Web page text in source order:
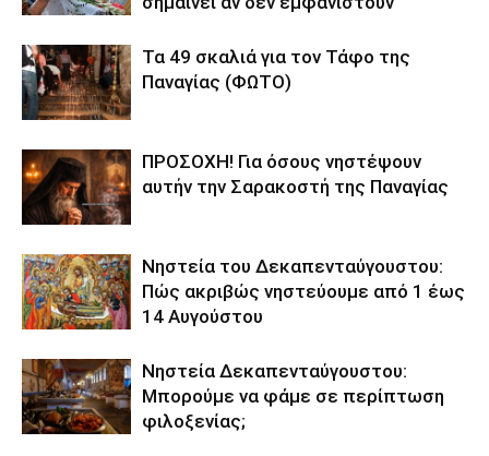
Τα 49 σκαλιά για τον Τάφο της
Παναγίας (ΦΩΤΟ)
ΠΡΟΣΟΧΗ! Για όσους νηστέψουν
αυτήν την Σαρακοστή της Παναγίας
Νηστεία του Δεκαπενταύγουστου:
Πώς ακριβώς νηστεύουμε από 1 έως
14 Αυγούστου
Νηστεία Δεκαπενταύγουστου:
Μπορούμε να φάμε σε περίπτωση
φιλοξενίας;